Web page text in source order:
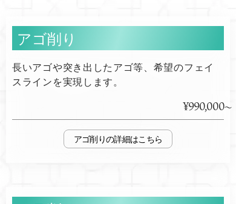
アゴ削り
長いアゴや突き出したアゴ等、希望のフェイ
スラインを実現します。
¥990,000
アゴ削り